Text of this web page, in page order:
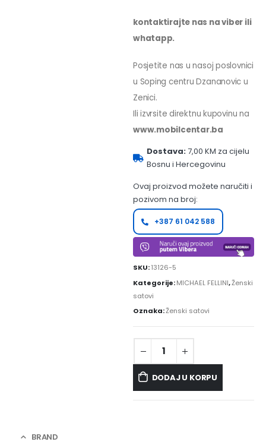
kontaktirajte nas na viber ili
whatapp.
Posjetite nas u nasoj poslovnici
u Soping centru Dzananovic u
Zenici.
Ili izvrsite direktnu kupovinu na
www.mobilcentar.ba
Dostava:7,00 KM za cijelu
Bosnu i Hercegovinu
Ovaj proizvod možete naručiti i
pozivom na broj:
+387 61 042 588
SKU:13126-5
Kategorije:MICHAEL FELLINI,Ženski
satovi
Oznaka:Ženski satovi
DODAJ U KORPU
BRAND